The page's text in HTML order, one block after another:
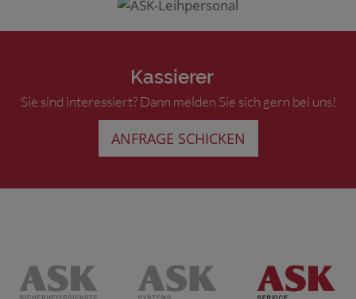
Kassierer
Sie sind interessiert? Dann melden Sie sich gern bei uns!
ANFRAGE SCHICKEN